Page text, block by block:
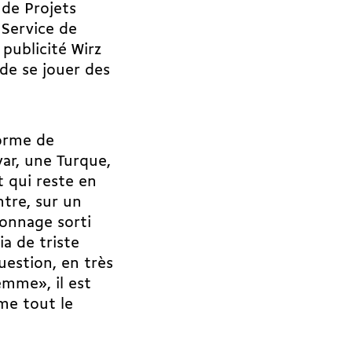
Projets
de
publicité Wirz
se jouer des
de
une Turque,
qui reste en
sur un
sorti
de triste
en très
il est
tout le